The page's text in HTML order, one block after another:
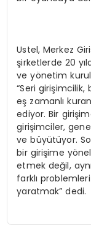
Ustel, Merkez
şirketlerde 20
ve yönetim
“Seri
eş zamanlı
ediyor. Bir
girişimciler,
ve büyütüyor.
bir girişime
etmek değil,
farklı
yaratmak” dedi.